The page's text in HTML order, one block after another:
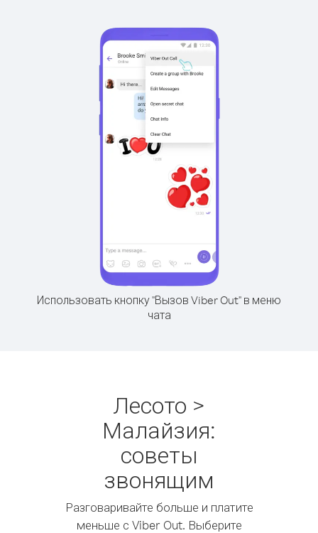
Использовать кнопку "Вызов Viber Out" в меню
чата
Лесото >
Малайзия:
советы
звонящим
Разговаривайте больше и платите
меньше с Viber Out. Выберите